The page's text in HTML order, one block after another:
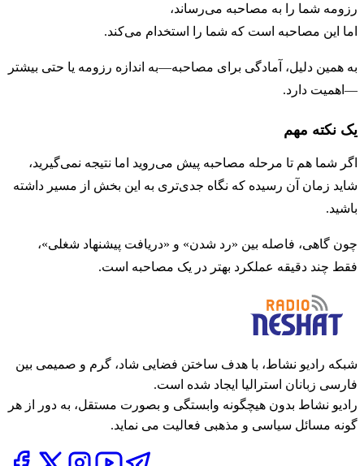
رزومه شما را به مصاحبه می‌رساند،
اما این مصاحبه است که شما را استخدام می‌کند.
به همین دلیل، آمادگی برای مصاحبه—به اندازه رزومه یا حتی بیشتر
—اهمیت دارد.
یک نکته مهم
اگر شما هم تا مرحله مصاحبه پیش می‌روید اما نتیجه نمی‌گیرید،
شاید زمان آن رسیده که نگاه جدی‌تری به این بخش از مسیر داشته
باشید.
چون گاهی، فاصله بین «رد شدن» و «دریافت پیشنهاد شغلی»،
فقط چند دقیقه عملکرد بهتر در یک مصاحبه است.
شبکه رادیو نشاط، با هدف ساختن فضایی شاد، گرم و صمیمی بین
فارسی زبانان استرالیا ایجاد شده است.
رادیو نشاط بدون هیچگونه وابستگی و بصورت مستقل، به دور از هر
گونه مسائل سیاسی و مذهبی فعالیت می نماید.